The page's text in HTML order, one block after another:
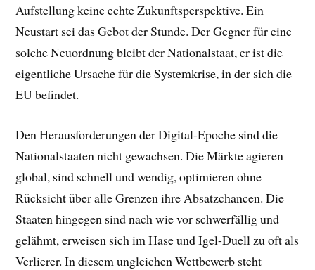
Aufstellung keine echte Zukunftsperspektive. Ein
Neustart sei das Gebot der Stunde.Der Gegner für eine
solche Neuordnung bleibt der Nationalstaat, er ist die
eigentliche Ursache für die Systemkrise, in der sich die
EU befindet.
Den Herausforderungen der Digital-Epoche sind die
Nationalstaaten nicht gewachsen. Die Märkte agieren
global, sind schnell und wendig, optimieren ohne
Rücksicht über alle Grenzen ihre Absatzchancen. Die
Staaten hingegen sind nach wie vor schwerfällig und
gelähmt, erweisen sich im Hase und Igel-Duell zu oft als
Verlierer. In diesem ungleichen Wettbewerb steht